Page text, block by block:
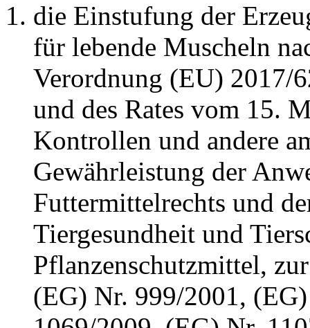
die Einstufung der
für lebende Muscheln
Verordnung (EU) 2017/
und des Rates vom 15.
Kontrollen und andere
Gewährleistung der
Futtermittelrechts und
Tiergesundheit und
Pflanzenschutzmittel,
(EG) Nr. 999/2001,